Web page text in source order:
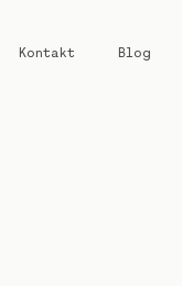
Kontakt Blog